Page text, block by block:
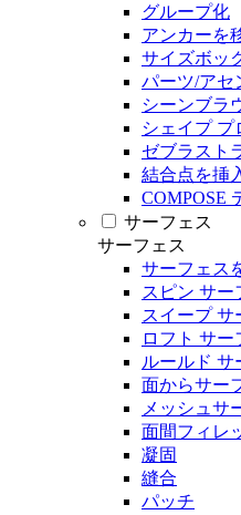
グループ化
アンカーを
サイズボッ
パーツ/アセ
シーンブラ
シェイプ プ
ゼブラスト
結合点を挿
COMPOSE
サーフェス
サーフェス
サーフェス
スピン サー
スイープ サ
ロフト サー
ルールド サ
面からサー
メッシュサ
面間フィレ
凝固
縫合
パッチ